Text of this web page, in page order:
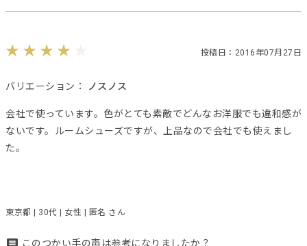
投稿日：2016年07月27日
バリエーション： ノスノス
会社で使っています。色がとても素敵でどんなお洋服でも違和感が
ないです。ルームシューズですが、上品なので会社でも使えまし
た。
東京都 | 30代 | 女性 | 匿名 さん
このつかい手の声は参考になりましたか？